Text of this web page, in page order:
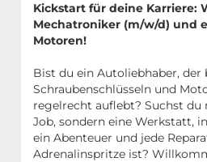
Kickstart für deine Karriere:
Mechatroniker (m/w/d) und
Motoren!
Bist du ein Autoliebhaber, der
Schraubenschlüsseln und
regelrecht auflebt? Suchst du
Job, sondern eine Werkstatt,
ein Abenteuer und jede
Adrenalinspritze ist?